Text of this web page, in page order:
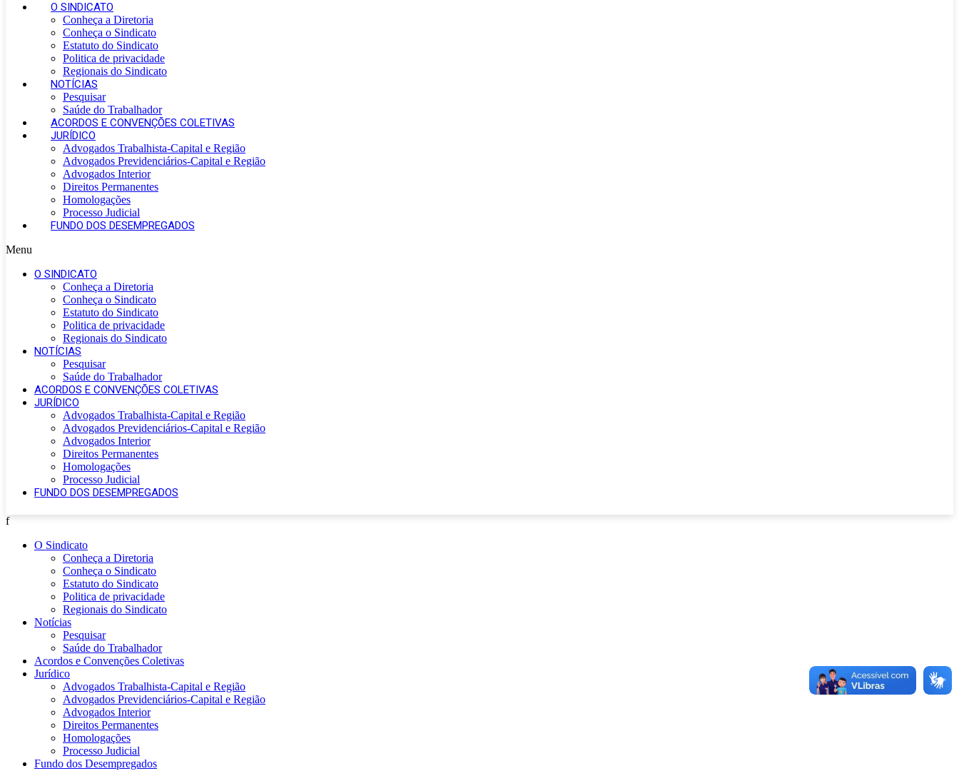
O SINDICATO
Conheça a Diretoria
Conheça o Sindicato
Estatuto do Sindicato
Politica de privacidade
Regionais do Sindicato
NOTÍCIAS
Pesquisar
Saúde do Trabalhador
ACORDOS E CONVENÇÕES COLETIVAS
JURÍDICO
Advogados Trabalhista-Capital e Região
Advogados Previdenciários-Capital e Região
Advogados Interior
Direitos Permanentes
Homologações
Processo Judicial
FUNDO DOS DESEMPREGADOS
Menu
O SINDICATO
Conheça a Diretoria
Conheça o Sindicato
Estatuto do Sindicato
Politica de privacidade
Regionais do Sindicato
NOTÍCIAS
Pesquisar
Saúde do Trabalhador
ACORDOS E CONVENÇÕES COLETIVAS
JURÍDICO
Advogados Trabalhista-Capital e Região
Advogados Previdenciários-Capital e Região
Advogados Interior
Direitos Permanentes
Homologações
Processo Judicial
FUNDO DOS DESEMPREGADOS
f
O Sindicato
Conheça a Diretoria
Conheça o Sindicato
Estatuto do Sindicato
Politica de privacidade
Regionais do Sindicato
Notícias
Pesquisar
Saúde do Trabalhador
Acordos e Convenções Coletivas
Jurídico
Advogados Trabalhista-Capital e Região
Advogados Previdenciários-Capital e Região
Advogados Interior
Direitos Permanentes
Homologações
Processo Judicial
Fundo dos Desempregados